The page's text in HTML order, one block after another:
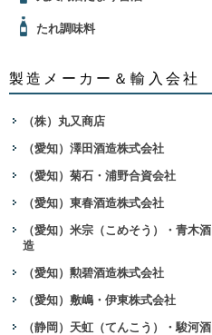
たれ調味料
製造メーカー＆輸入会社
（株）丸又商店
（愛知）澤田酒造株式会社
（愛知）菊石・浦野合資会社
（愛知）東春酒造株式会社
（愛知）米宗（こめそう）・青木酒
造
（愛知）勲碧酒造株式会社
（愛知）敷嶋・伊東株式会社
（静岡）天虹（てんこう）・駿河酒